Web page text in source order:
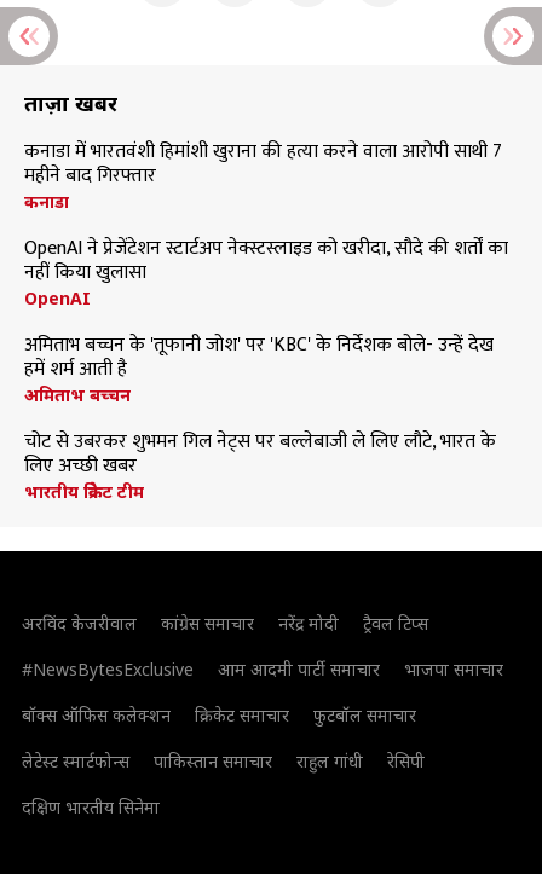
ताज़ा खबरें
कनाडा में भारतवंशी हिमांशी खुराना की हत्या करने वाला आरोपी साथी 7
महीने बाद गिरफ्तार
कनाडा
OpenAI ने प्रेजेंटेशन स्टार्टअप नेक्स्टस्लाइड को खरीदा, सौदे की शर्तों का
नहीं किया खुलासा
OpenAI
अमिताभ बच्चन के 'तूफानी जोश' पर 'KBC' के निर्देशक बोले- उन्हें देख
हमें शर्म आती है
अमिताभ बच्चन
चोट से उबरकर शुभमन गिल नेट्स पर बल्लेबाजी ले लिए लौटे, भारत के
लिए अच्छी खबर
भारतीय क्रिकेट टीम
अरविंद केजरीवाल कांग्रेस समाचार नरेंद्र मोदी
ट्रैवल टिप्स
#NewsBytesExclusive
आम आदमी पार्टी समाचार
भाजपा समाचार
बॉक्स ऑफिस कलेक्शन
क्रिकेट समाचार
फुटबॉल समाचार
लेटेस्ट स्मार्टफोन्स
पाकिस्तान समाचार राहुल गांधी
रेसिपी
दक्षिण भारतीय सिनेमा